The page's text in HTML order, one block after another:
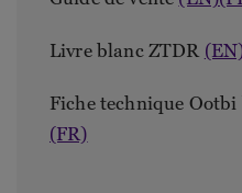
Livre blanc ZTDR
Fiche technique
(FR)